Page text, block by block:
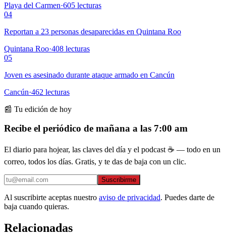
Playa del Carmen·605 lecturas
04
Reportan a 23 personas desaparecidas en Quintana Roo
Quintana Roo·408 lecturas
05
Joven es asesinado durante ataque armado en Cancún
Cancún·462 lecturas
📰 Tu edición de hoy
Recibe el periódico de mañana a las 7:00 am
El diario para hojear, las claves del día y el podcast ☕ — todo en un
correo, todos los días. Gratis, y te das de baja con un clic.
Suscribirme
Al suscribirte aceptas nuestro aviso de privacidad. Puedes darte de
baja cuando quieras.
Relacionadas